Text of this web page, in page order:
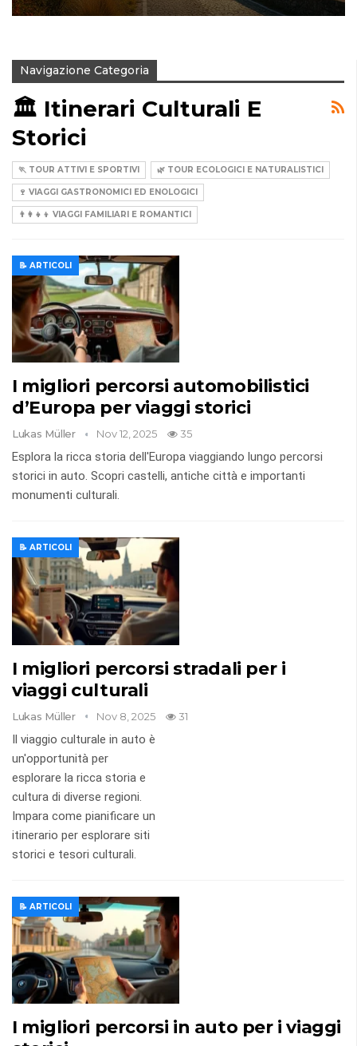
Navigazione Categoria
🏛️ Itinerari Culturali E
Storici
🏃 TOUR ATTIVI E SPORTIVI 🌿 TOUR ECOLOGICI E NATURALISTICI
🍷 VIAGGI GASTRONOMICI ED ENOLOGICI
👨‍👩‍👧‍👦 VIAGGI FAMILIARI E ROMANTICI
📝 ARTICOLI
I migliori percorsi automobilistici
d’Europa per viaggi storici
Lukas Müller Nov 12, 2025 35
Esplora la ricca storia dell'Europa viaggiando lungo percorsi
storici in auto. Scopri castelli, antiche città e importanti
monumenti culturali.
📝 ARTICOLI
I migliori percorsi stradali per i
viaggi culturali
Lukas Müller Nov 8, 2025 31
Il viaggio culturale in auto è
un'opportunità per
esplorare la ricca storia e
cultura di diverse regioni.
Impara come pianificare un
itinerario per esplorare siti
storici e tesori culturali.
📝 ARTICOLI
I migliori percorsi in auto per i viaggi